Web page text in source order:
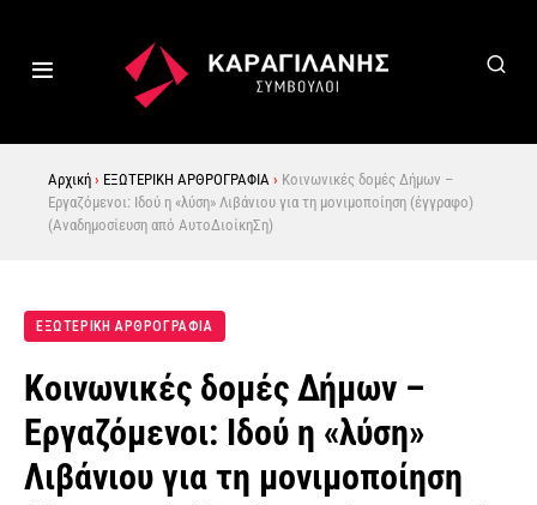
Αρχική › ΕΞΩΤΕΡΙΚΗ ΑΡΘΡΟΓΡΑΦΙΑ › Κοινωνικές δομές Δήμων –
Εργαζόμενοι: Ιδού η «λύση» Λιβάνιου για τη μονιμοποίηση (έγγραφο)
(Αναδημοσίευση από ΑυτοΔιοίκηΣη)
ΕΞΩΤΕΡΙΚΗ ΑΡΘΡΟΓΡΑΦΙΑ
Κοινωνικές δομές Δήμων –
Εργαζόμενοι: Ιδού η «λύση»
Λιβάνιου για τη μονιμοποίηση